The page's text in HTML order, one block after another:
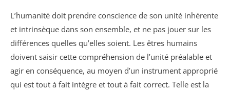
L’humanité doit prendre conscience de son unité inhérente
et intrinsèque dans son ensemble, et ne pas jouer sur les
différences quelles qu’elles soient. Les êtres humains
doivent saisir cette compréhension de l’unité préalable et
agir en conséquence, au moyen d’un instrument approprié
qui est tout à fait intègre et tout à fait correct. Telle est la